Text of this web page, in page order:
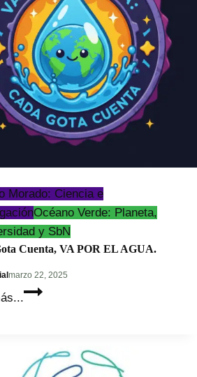
Morado: Ciencia e
Océano Verde: Planeta,
y SbN
Cuenta, VA POR EL AGUA.
marzo 22, 2025
Cada
POR